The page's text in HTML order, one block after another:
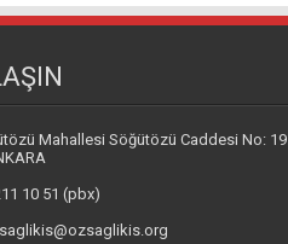
Mahallesi Söğütözü Caddesi No: 19
10 51 (pbx)